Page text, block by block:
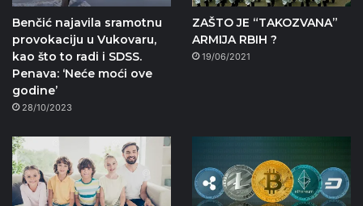
Benčić najavila sramotnu
provokaciju u Vukovaru,
kao što to radi i SDSS.
Penava: ‘Neće moći ove
godine’
28/10/2023
ZAŠTO JE “TAKOZVANA”
ARMIJA RBIH ?
19/06/2021